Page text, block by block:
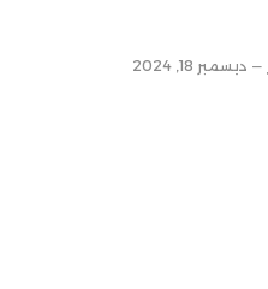
ديسمبر 18, 2024